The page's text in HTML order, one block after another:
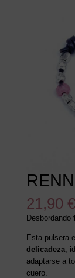
21,90 €
Desbordando
Esta pulsera
delicadeza,
adaptarse a
cuero.